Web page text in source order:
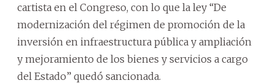
cartista en el Congreso, con lo que la ley “De
modernización del régimen de promoción de la
inversión en infraestructura pública y ampliación
y mejoramiento de los bienes y servicios a cargo
del Estado” quedó sancionada.